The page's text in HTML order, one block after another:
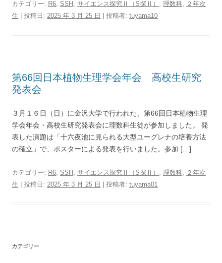
カテゴリー: R6, SSH , サイエンス探究Ⅱ（S探Ⅱ） , 理数科, ２年次
生 | 投稿日: 2025 年 3 月 25 日 投稿者: tuyama10
第66回日本植物生理学会年会 高校生研究
発表会
３月１６日（日）に金沢大学で行われた、第66回日本植物生理
学会年会・高校生研究発表会に理数科生徒が参加しました。 発
表した演題は「十六夜池に見られる大型ユーグレナの培養方法
の確立」で、ポスターによる発表を行いました。参加 […]
カテゴリー: R6, SSH , サイエンス探究Ⅱ（S探Ⅱ） , 理数科, ２年次
生 | 投稿日: 2025 年 3 月 25 日 投稿者: tuyama01
カテゴリー